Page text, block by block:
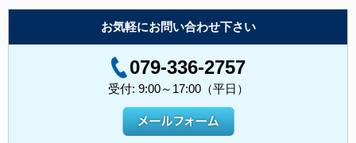
お気軽にお問い合わせ下さい
079-336-2757
受付: 9:00～17:00（平日）